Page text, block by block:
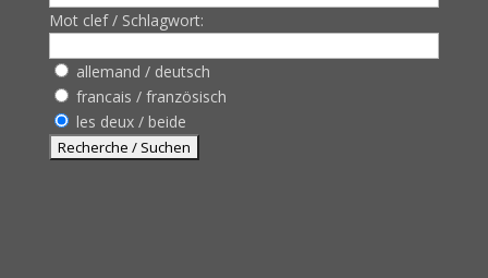
Mot clef / Schlagwort:
allemand / deutsch
francais / französisch
les deux / beide